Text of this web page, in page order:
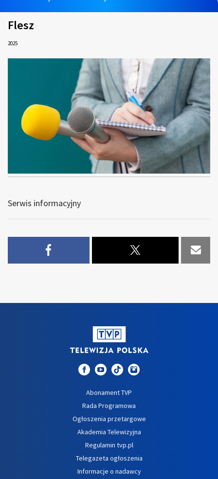
Flesz
2025
Serwis informacyjny
Abonament TVP
Rada Programowa
Ogłoszenia przetargowe
Akademia Telewizyjna
Regulamin tvp.pl
Telegazeta ogłoszenia
Informacje o nadawcy